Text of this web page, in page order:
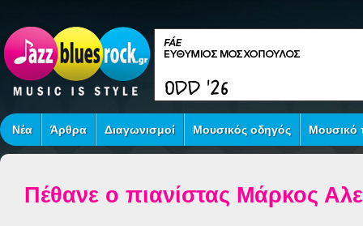
Νέα Άρθρα Διαγωνισμοί Μουσικός οδηγός Μουσικό
Πέθανε ο πιανίστας Μάρκος